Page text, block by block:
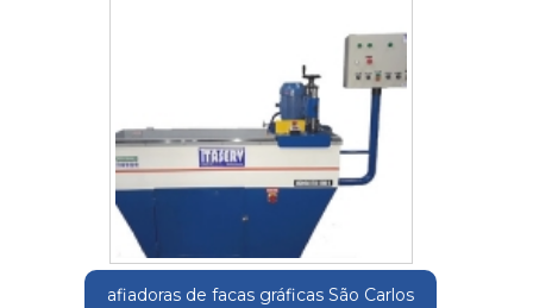
afiadoras de facas gráficas São Carlos